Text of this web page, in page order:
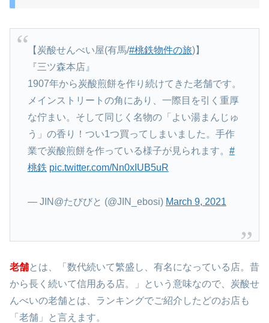
【炭酸せんべい屋(有馬/#桃鉄物件の旅)】
『三ツ森本店』
1907年から炭酸煎餅を作り続けてきた老舗です。
メインストリートの角にあり、一際目を引く重厚
な佇まい。そして同じく名物の「よい湯まんじゅ
う」の香り！つい1つ買ってしまいました。手作
業で炭酸煎餅を作っている様子が見られます。 #
桃鉄 pic.twitter.com/Nn0xIUB5uR
— JIN@たびびと (@JIN_ebosi) March 9, 2021
老舗とは、「 数代続いて繁盛し、有名になっている店。昔
から長く続いて信用ある店。」という意味なので、炭酸せ
んべいの老舗とは、ランキングでご紹介したどのお店も
「老舗」と言えます。